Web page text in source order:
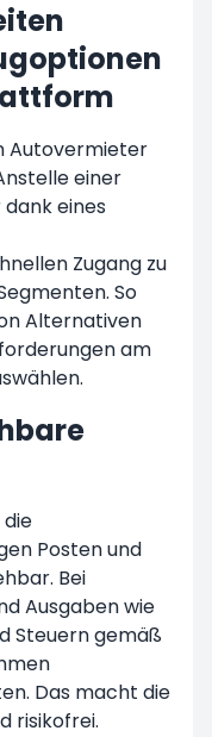
Autovermieter
einer
eines
Zugang zu
So
Alternativen
am
die
Posten und
Bei
Ausgaben wie
Steuern gemäß
Das macht die
risikofrei.